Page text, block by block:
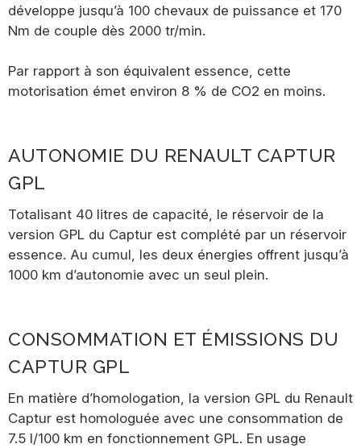
développe jusqu’à 100 chevaux de puissance et 170
Nm de couple dès 2000 tr/min.
Par rapport à son équivalent essence, cette
motorisation émet environ 8 % de CO2 en moins.
AUTONOMIE DU RENAULT CAPTUR
GPL
Totalisant 40 litres de capacité, le réservoir de la
version GPL du Captur est complété par un réservoir
essence. Au cumul, les deux énergies offrent jusqu’à
1000 km d’autonomie avec un seul plein.
CONSOMMATION ET ÉMISSIONS DU
CAPTUR GPL
En matière d’homologation, la version GPL du Renault
Captur est homologuée avec une consommation de
7.5 l/100 km en fonctionnement GPL. En usage